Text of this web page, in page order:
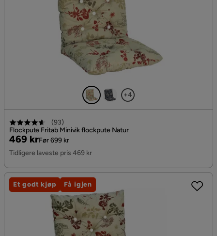
+4
(93)
Flockpute Fritab Minivik flockpute Natur
Pris
469 kr
Original
Pris
Før 699 kr
Tidligere laveste pris 469 kr
Et godt kjøp Få igjen